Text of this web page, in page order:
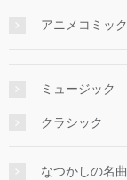
アニメコミック
ミュージック
クラシック
なつかしの名曲